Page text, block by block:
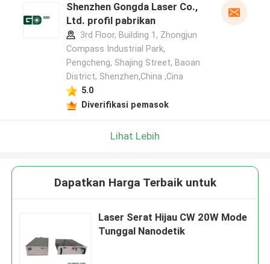
Shenzhen Gongda Laser Co.,
Ltd. profil pabrikan
3rd Floor, Building 1, Zhongjun
Compass Industrial Park,
Pengcheng, Shajing Street, Baoan
District, Shenzhen,China ,Cina
5.0
Diverifikasi pemasok
Lihat Lebih
Dapatkan Harga Terbaik untuk
Laser Serat Hijau CW 20W Mode
Tunggal Nanodetik